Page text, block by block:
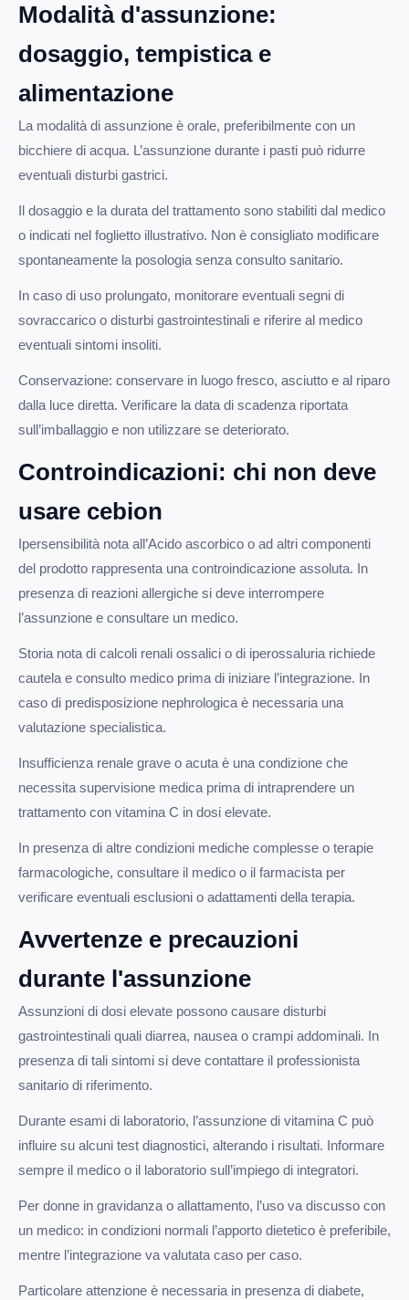
Modalità d'assunzione:
dosaggio, tempistica e
alimentazione
La modalità di assunzione è orale, preferibilmente con un
bicchiere di acqua. L’assunzione durante i pasti può ridurre
eventuali disturbi gastrici.
Il dosaggio e la durata del trattamento sono stabiliti dal medico
o indicati nel foglietto illustrativo. Non è consigliato modificare
spontaneamente la posologia senza consulto sanitario.
In caso di uso prolungato, monitorare eventuali segni di
sovraccarico o disturbi gastrointestinali e riferire al medico
eventuali sintomi insoliti.
Conservazione: conservare in luogo fresco, asciutto e al riparo
dalla luce diretta. Verificare la data di scadenza riportata
sull’imballaggio e non utilizzare se deteriorato.
Controindicazioni: chi non deve
usare cebion
Ipersensibilità nota all’Acido ascorbico o ad altri componenti
del prodotto rappresenta una controindicazione assoluta. In
presenza di reazioni allergiche si deve interrompere
l’assunzione e consultare un medico.
Storia nota di calcoli renali ossalici o di iperossaluria richiede
cautela e consulto medico prima di iniziare l’integrazione. In
caso di predisposizione nephrologica è necessaria una
valutazione specialistica.
Insufficienza renale grave o acuta è una condizione che
necessita supervisione medica prima di intraprendere un
trattamento con vitamina C in dosi elevate.
In presenza di altre condizioni mediche complesse o terapie
farmacologiche, consultare il medico o il farmacista per
verificare eventuali esclusioni o adattamenti della terapia.
Avvertenze e precauzioni
durante l'assunzione
Assunzioni di dosi elevate possono causare disturbi
gastrointestinali quali diarrea, nausea o crampi addominali. In
presenza di tali sintomi si deve contattare il professionista
sanitario di riferimento.
Durante esami di laboratorio, l’assunzione di vitamina C può
influire su alcuni test diagnostici, alterando i risultati. Informare
sempre il medico o il laboratorio sull’impiego di integratori.
Per donne in gravidanza o allattamento, l’uso va discusso con
un medico: in condizioni normali l’apporto dietetico è preferibile,
mentre l’integrazione va valutata caso per caso.
Particolare attenzione è necessaria in presenza di diabete,